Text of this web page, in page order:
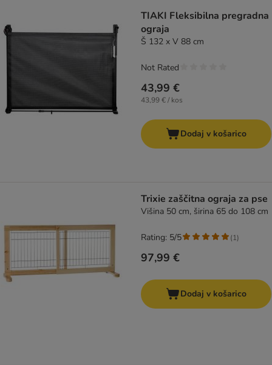
TIAKI Fleksibilna pregradna
ograja
Š 132 x V 88 cm
43,99 €
43,99 € / kos
Not Rated
Dodaj v košarico
Trixie zaščitna ograja za pse
Višina 50 cm, širina 65 do 108 cm
97,99 €
Rating: 5/5 (1)
Dodaj v košarico